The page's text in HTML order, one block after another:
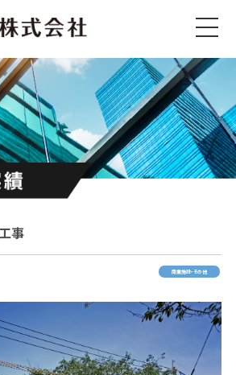
事
商業施設・その他